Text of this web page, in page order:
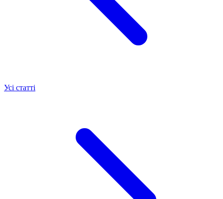
Усі статті